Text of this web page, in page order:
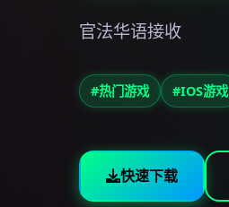
官法华语接收
#热门游戏 #IOS游戏
快速下载